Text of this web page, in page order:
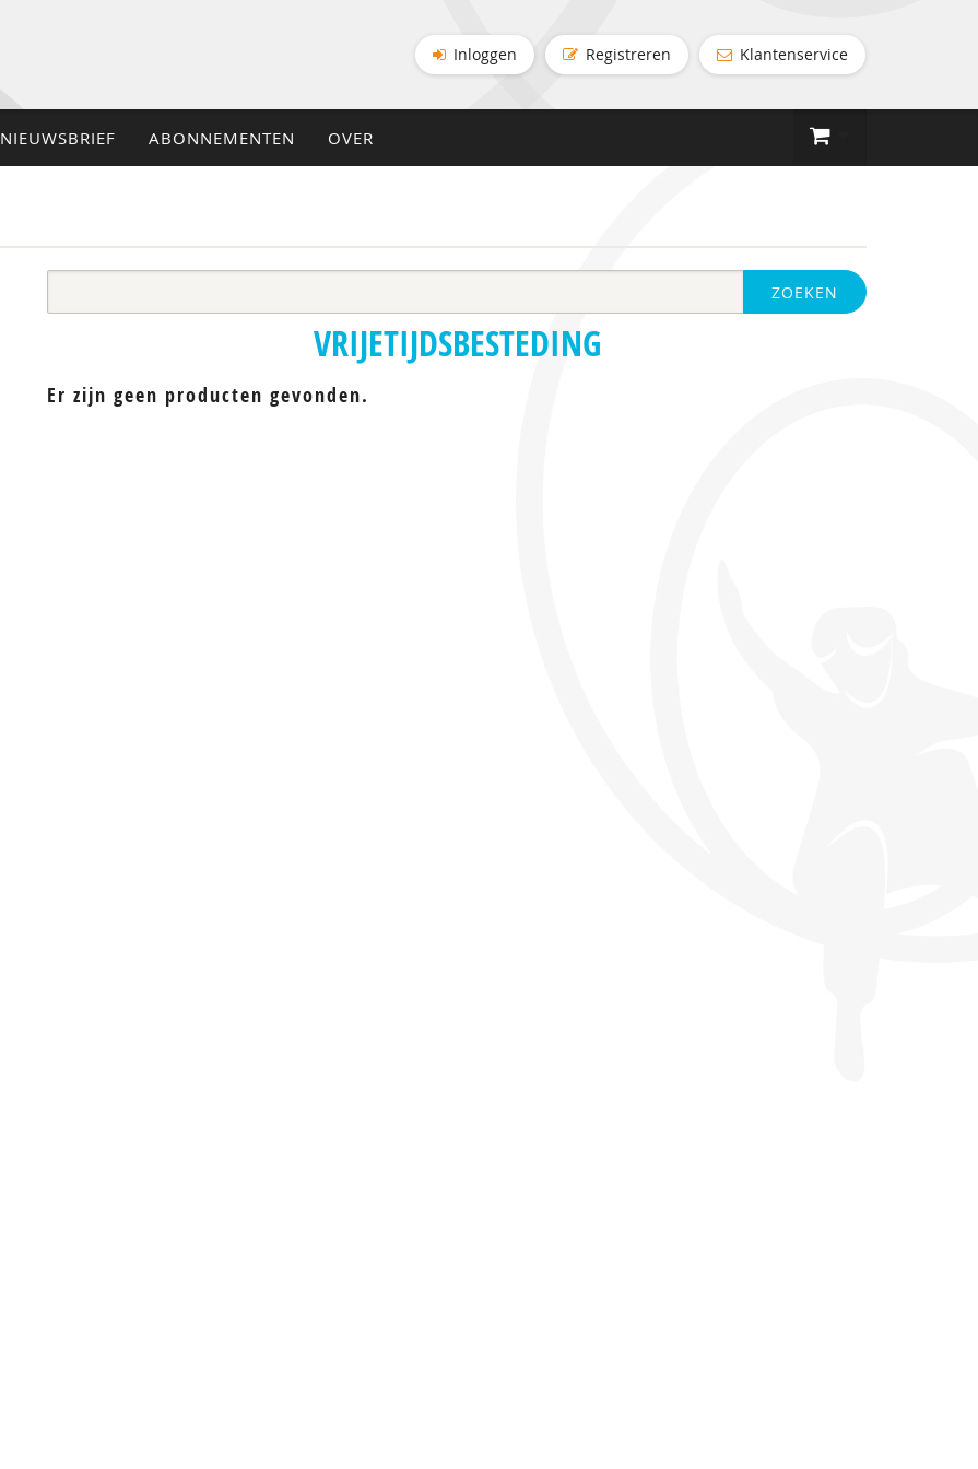
Inloggen Registreren Klantenservice
NIEUWSBRIEF ABONNEMENTEN OVER
ZOEKEN
VRIJETIJDSBESTEDING
Er zijn geen producten gevonden.